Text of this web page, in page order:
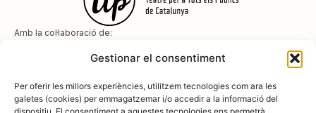
Gestionar el consentiment
Per oferir les millors experiències, utilitzem tecnologies com ara les
galetes (cookies) per emmagatzemar i/o accedir a la informació del
Amb la col·laboració de: